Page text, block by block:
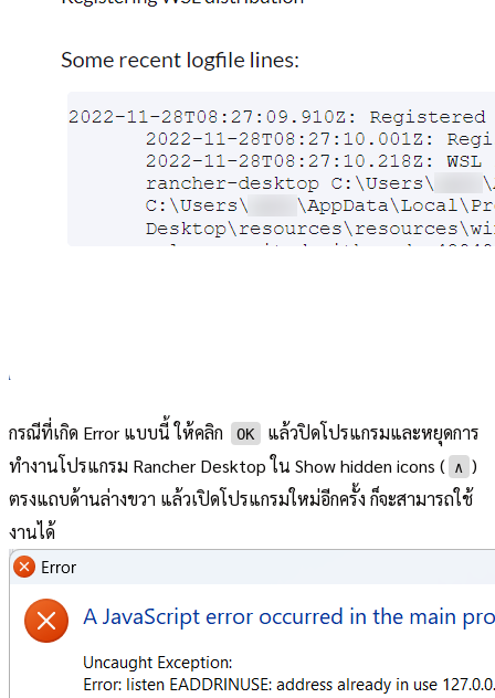
กรณีที่เกิด Error แบบนี้ ให้คลิก OK
แล้วปิดโปรแกรมและหยุดการ
ทำงานโปรแกรม Rancher Desktop ใน Show hidden icons ( ∧ )
ตรงแถบด้านล่างขวา แล้วเปิดโปรแกรมใหม่อีกครั้ง ก็จะสามารถใช้
งานได้